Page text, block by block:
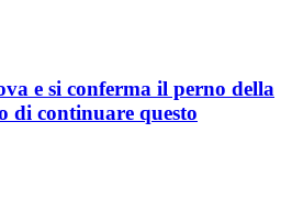
e si conferma il perno della
di continuare questo